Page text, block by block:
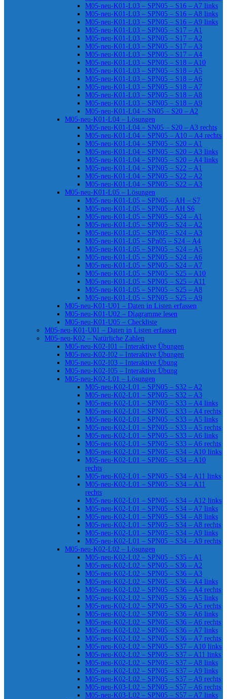
M05-neu-K01-L03 – SPN05 – S16 – A7 links
M05-neu-K01-L03 – SPN05 – S16 – A8 links
M05-neu-K01-L03 – SPN05 – S16 – A9 links
M05-neu-K01-L03 – SPN05 – S17 – A1
M05-neu-K01-L03 – SPN05 – S17 – A2
M05-neu-K01-L03 – SPN05 – S17 – A3
M05-neu-K01-L03 – SPN05 – S17 – A4
M05-neu-K01-L03 – SPN05 – S18 – A10
M05-neu-K01-L03 – SPN05 – S18 – A5
M05-neu-K01-L03 – SPN05 – S18 – A6
M05-neu-K01-L03 – SPN05 – S18 – A7
M05-neu-K01-L03 – SPN05 – S18 – A8
M05-neu-K01-L03 – SPN05 – S18 – A9
M05-neu-K01-L04 – SN05 – S20 – A2
M05-neu-K01-L04 – Lösungen
M05-neu-K01-L04 – SN05 – S20 – A3 rechts
M05-neu-K01-L04 – SPN05 – A10 – A4 rechts
M05-neu-K01-L04 – SPN05 – S20 – A1
M05-neu-K01-L04 – SPN05 – S20 – A3 links
M05-neu-K01-L04 – SPN05 – S20 – A4 links
M05-neu-K01-L04 – SPN05 – S22 – A1
M05-neu-K01-L04 – SPN05 – S22 – A2
M05-neu-K01-L04 – SPN05 – S22 – A3
M05-neu-K01-L05 – Lösungen
M05-neu-K01-L05 – SPN05 – AH – S7
M05-neu-K01-L05 – SPN05 – AH S6
M05-neu-K01-L05 – SPN05 – S24 – A1
M05-neu-K01-L05 – SPN05 – S24 – A2
M05-neu-K01-L05 – SPN05 – S24 – A3
M05-neu-K01-L05 – SPn05 – S24 – A4
M05-neu-K01-L05 – SPN05 – S24 – A5
M05-neu-K01-L05 – SPN05 – S24 – A6
M05-neu-K01-L05 – SPN05 – S24 – A7
M05-neu-K01-L05 – SPN05 – S25 – A10
M05-neu-K01-L05 – SPN05 – S25 – A11
M05-neu-K01-L05 – SPN05 – S25 – A8
M05-neu-K01-L05 – SPN05 – S25 – A9
M05-neu-K01-U01 – Daten in Listen erfassen
M05-neu-K01-U02 – Diagramme lesen
M05-neu-K01-U05 – Checkliste
M05-neu-K01-U01 – Daten in Listen erfassen
M05-neu-K02 – Natürliche Zahlen
M05-neu-K02-I01 – Interaktive Übungen
M05-neu-K02-I02 – Interaktive Übungen
M05-neu-K02-I03 – Interaktive Übung
M05-neu-K02-I05 – Interaktive Übung
M05-neu-K02-L01 – Lösungen
M05-neu-K02-L01 – SPN05 – S32 – A2
M05-neu-K02-L01 – SPN05 – S32 – A3
M05-neu-K02-L01 – SPN05 – S33 – A4 links
M05-neu-K02-L01 – SPN05 – S33 – A4 rechts
M05-neu-K02-L01 – SPN05 – S33 – A5 links
M05-neu-K02-L01 – SPN05 – S33 – A5 rechts
M05-neu-K02-L01 – SPN05 – S33 – A6 links
M05-neu-K02-L01 – SPN05 – S33 – A6 rechts
M05-neu-K02-L01 – SPN05 – S34 – A10 links
M05-neu-K02-L01 – SPN05 – S34 – A10
rechts
M05-neu-K02-L01 – SPN05 – S34 – A11 links
M05-neu-K02-L01 – SPN05 – S34 – A11
rechts
M05-neu-K02-L01 – SPN05 – S34 – A12 links
M05-neu-K02-L01 – SPN05 – S34 – A7 links
M05-neu-K02-L01 – SPN05 – S34 – A8 links
M05-neu-K02-L01 – SPN05 – S34 – A8 rechts
M05-neu-K02-L01 – SPN05 – S34 – A9 links
M05-neu-K02-L01 – SPN05 – S34 – A9 rechts
M05-neu-K02-L02 – Lösungen
M05-neu-K02-L02 – SPN05 – S35 – A1
M05-neu-K02-L02 – SPN05 – S36 – A2
M05-neu-K02-L02 – SPN05 – S36 – A3
M05-neu-K02-L02 – SPN05 – S36 – A4 links
M05-neu-K02-L02 – SPN05 – S36 – A4 rechts
M05-neu-K02-L02 – SPN05 – S36 – A5 links
M05-neu-K02-L02 – SPN05 – S36 – A5 rechts
M05-neu-K02-L02 – SPN05 – S36 – A6 links
M05-neu-K02-L02 – SPN05 – S36 – A6 rechts
M05-neu-K02-L02 – SPN05 – S36 – A7 links
M05-neu-K02-L02 – SPN05 – S36 – A7 rechts
M05-neu-K02-L02 – SPN05 – S37 – A10 links
M05-neu-K02-L02 – SPN05 – S37 – A11 links
M05-neu-K02-L02 – SPN05 – S37 – A8 links
M05-neu-K02-L02 – SPN05 – S37 – A9 links
M05-neu-K02-L02 – SPN05 – S37 – A9 rechts
M05-neu-K03-L02 – SPN05 – S57 – A6 rechts
M05-neu-K03-L02 – SPN05 – S57 – A7 links